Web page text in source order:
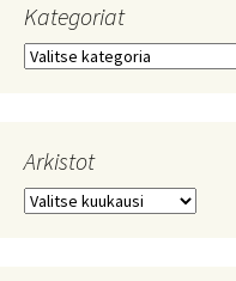
Kategoriat
Kategoriat
Arkistot
Arkistot